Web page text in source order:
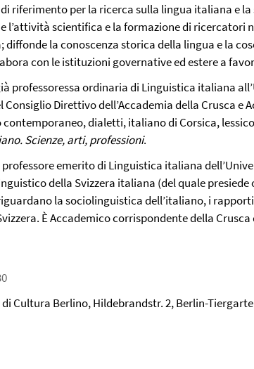
riferimento per la ricerca sulla lingua italiana e
l’attività scientifica e la formazione di ricercatori
diffonde la conoscenza storica della lingua e la
con le istituzioni governative ed estere a
professoressa ordinaria di Linguistica italiana
Direttivo dell’Accademia della Crusca e
dialetti, italiano di Corsica,
Scienze, arti, professioni.
emerito di Linguistica italiana
della Svizzera italiana (del quale
la sociolinguistica dell’italiano, i
È Accademico corrispondente della Crusca
Cultura Berlino, Hildebrandstr. 2, Berlin-